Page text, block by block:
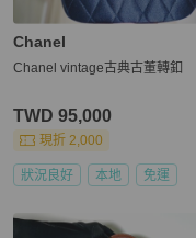
Chanel
Chanel vintage古典古董轉釦
TWD 95,000
現折 2,000
狀況良好 本地 免運